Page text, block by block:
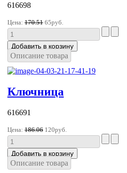
616698
Цена: 170.51 65руб.
Описание товара
Ключница
616691
Цена: 186.06 120руб.
Описание товара